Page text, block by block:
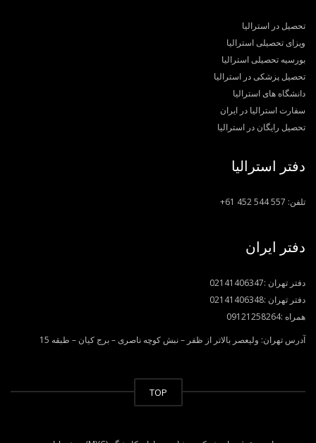
تحصیل در استرالیا
ویزای تحصیلی استرالیا
بورسیه تحصیلی استرالیا
تحصیل پزشکی در استرالیا
دانشگاه های استرالیا
سفارت استرالیا در ایران
تحصیل رایگان در استرالیا
دفتر استرالیا
تلفن: +61 452 544 557
دفتر ایران
دفتر تهران :02141406347
دفتر تهران :02141406348
همراه :09121258264
آدرس تهران: ولیعصر بالاتر از ظفر – نبش کوچه ناصری – برج کیان – طبقه 15
TOP